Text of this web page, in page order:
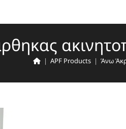
| APF Products | Άνω